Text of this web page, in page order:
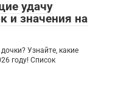
удачу
и значения на
Узнайте, какие
году! Список